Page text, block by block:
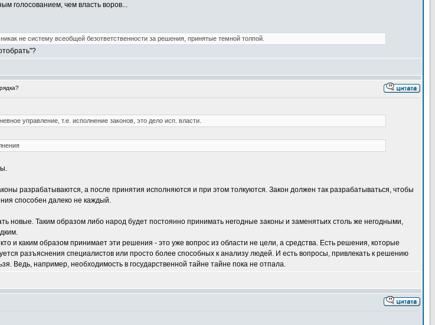
голосованием, чем власть воров...
не систему всеобщей безответственности за решения, принятые темной толпой.
управление, т.е. исполнение законов, это дело исп. власти.
разрабатываются, а после принятия исполняются и при этом толкуются. Закон должен так разрабатываться, чтобы
способен далеко не каждый.
новые. Таким образом либо народ будет постоянно принимать негодные законы и заменятьих столь же негодными,
и каким образом принимает эти решения - это уже вопрос из области не цели, а средства. Есть решения, которые
разъяснения специалистов или просто более способных к анализу людей. И есть вопросы, привлекать к решению
Ведь, например, необходимость в государственной тайне тайне пока не отпала.